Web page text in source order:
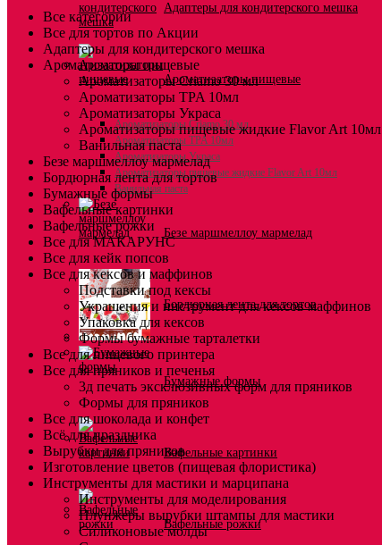
Адаптеры для кондитерского мешка
Ароматизаторы пищевые
Ароматизаторы Criamo 30 мл
Ароматизаторы TPA 10мл
Ароматизаторы Украса
Ароматизаторы пищевые жидкие Flavor Art 10мл
Ванильная паста
Безе маршмеллоу мармелад
Бордюрная лента для тортов
Бумажные формы
Вафельные картинки
Вафельные рожки
Все категории
Все для тортов по Акции
Адаптеры для кондитерского мешка
Ароматизаторы пищевые
Ароматизаторы Criamo 30 мл
Ароматизаторы TPA 10мл
Ароматизаторы Украса
Ароматизаторы пищевые жидкие Flavor Art 10мл
Ванильная паста
Безе маршмеллоу мармелад
Бордюрная лента для тортов
Бумажные формы
Вафельные картинки
Вафельные рожки
Все для МАКАРУНС
Все для кейк попсов
Все для кексов и маффинов
Подставки под кексы
Украшения и инструмент для кексов маффинов
Упаковка для кексов
Формы бумажные тарталетки
Все для пищевого принтера
Все для пряников и печенья
3д печать эксклюзивных форм для пряников
Формы для пряников
Все для шоколада и конфет
Всё для праздника
Вырубки для пряников
Изготовление цветов (пищевая флористика)
Инструменты для мастики и марципана
Инструменты для моделирования
Плунжеры вырубки штампы для мастики
Силиконовые молды